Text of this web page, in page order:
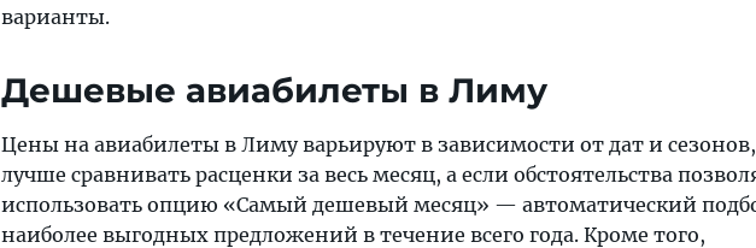
варианты.
Дешевые авиабилеты в Лиму
Цены на авиабилеты в Лиму варьируют в зависимости от дат и
лучше сравнивать расценки за весь месяц, а если обстоятельства
использовать опцию «Самый дешевый месяц» — автоматический
наиболее выгодных предложений в течение всего года. Кроме того,